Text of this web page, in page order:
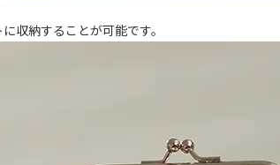
収納することが可能です。